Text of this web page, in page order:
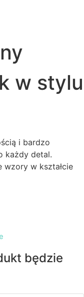
w stylu
i bardzo
każdy detal.
wzory w kształcie
będzie